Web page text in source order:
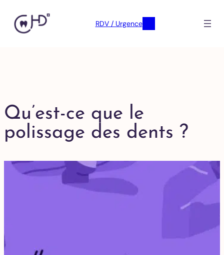
RDV / Urgence
Qu’est-ce que le
polissage des dents ?